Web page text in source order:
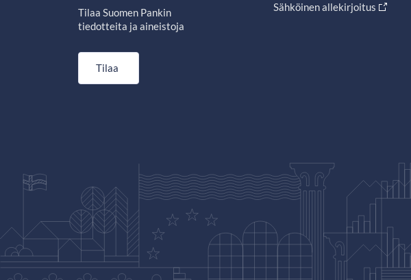
Tilaa Suomen Pankin
tiedotteita ja aineistoja
Tilaa
Sähköinen allekirjoitus